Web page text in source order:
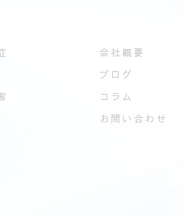
会社概要
ブログ
コラム
お問い合わせ